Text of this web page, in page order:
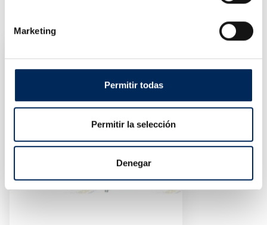
Marketing
Permitir todas
Permitir la selección
Denegar